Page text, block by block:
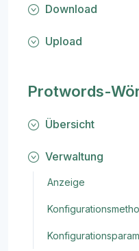
Download
Upload
Protwords-
Übersicht
Verwaltung
Anzeige